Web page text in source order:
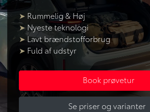
➤ Rummelig & Høj
➤Nyeste teknologi
➤Lavt brændstofforbrug
➤ Fuld af udstyr
Book prøvetur
Se priser og varianter